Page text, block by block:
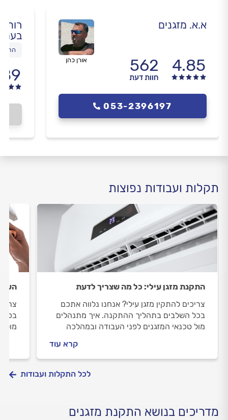
א.א. מזגנים
4.85
562
חוות דעת
אורן כהן
053-2396197
בעמ
תקלות ועבודות נפוצות
התקנת מזגן עילי: כל מה שצריך לדעת
צריכים להתקין מזגן עילי? אנחנו נלווה אתכם
בכל השלבים בתהליך ההתקנה. איך מתנהלים
מול טכנאי המזגנים לפני העבודה ובמהלכה
קרא עוד
בכל
מול
לכל התקלות ועבודות
מדריכים בנושא התקנת מזגנים